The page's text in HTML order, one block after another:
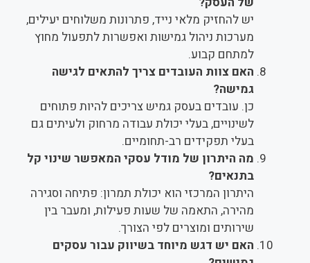
יש להחזיק מלאי נייד, פתרונות משלוחים יעילים,
מערכות ניהול גמישות ואפשרות לתפעול מחוץ
למתחם קבוע.
האם צוות העובדים צריך להתאים לגישה
גמישה?
כן. עובדים בעסק גמיש צריכים להיות פתוחים
לשינויים, בעלי יכולת עבודה מרחוק ולעיתים גם
בעלי תפקידים רב-תחומיים.
מה היתרון של מודל עסקי המאפשר שינוי קל
בתנאים?
היתרון המרכזי הוא יכולת תמרון: פתיחה וסגירה
מהירה, התאמה של שעות פעילות, ומעבר בין
שירותים ומוצרים לפי הצורך.
האם יש דגש מיוחד בשיווק עבור עסקים